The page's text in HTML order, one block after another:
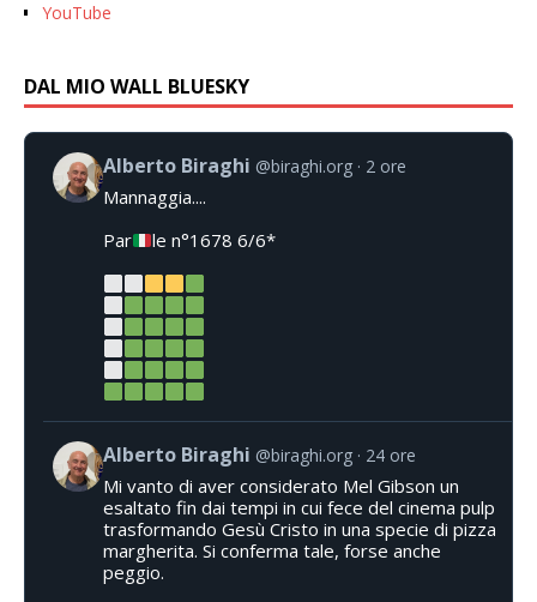
YouTube
DAL MIO WALL BLUESKY
Alberto Biraghi @biraghi.org 2 ore
Mannaggia....
Par
le n°1678 6/6*
Alberto Biraghi @biraghi.org 24 ore
Mi vanto di aver considerato Mel Gibson un
esaltato fin dai tempi in cui fece del cinema pulp
trasformando Gesù Cristo in una specie di pizza
margherita. Si conferma tale, forse anche
peggio.